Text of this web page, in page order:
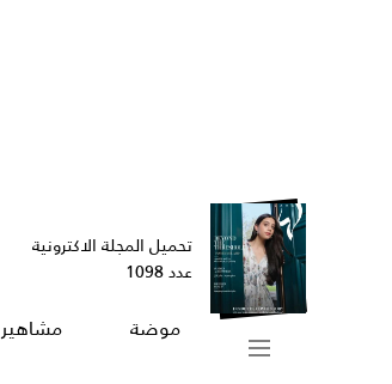
تحميل المجلة الاكترونية
عدد 1098
موضة مشاهير